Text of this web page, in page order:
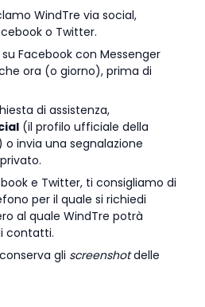
WindTre via social,
o Twitter.
Facebook con Messenger
ora (o giorno), prima di
di assistenza,
(il profilo ufficiale della
invia una segnalazione
e Twitter, ti consigliamo di
per il quale si richiedi
al quale WindTre potrà
contatti.
gli screenshotdelle